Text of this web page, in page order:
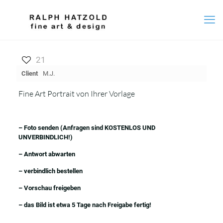
21
Client M.J.
Fine Art Portrait von Ihrer Vorlage
– Foto senden (Anfragen sind KOSTENLOS UND
UNVERBINDLICH!)
– Antwort abwarten
– verbindlich bestellen
– Vorschau freigeben
– das Bild ist etwa 5 Tage nach Freigabe fertig!